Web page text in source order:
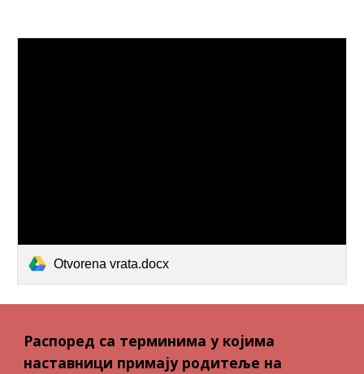
Otvorena vrata.docx
Распоред са терминима у којима
наставници примају родитеље на